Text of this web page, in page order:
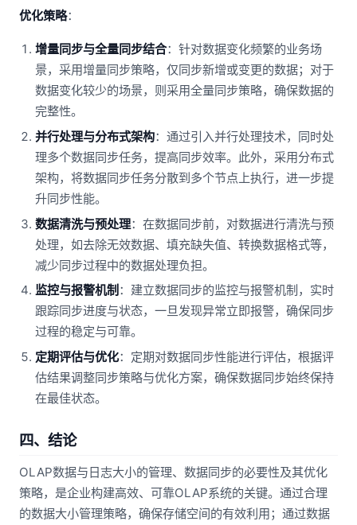
优化策略：
增量同步与全量同步结合：针对数据变化频繁的业务场
景，采用增量同步策略，仅同步新增或变更的数据；对于
数据变化较少的场景，则采用全量同步策略，确保数据的
完整性。
并行处理与分布式架构：通过引入并行处理技术，同时处
理多个数据同步任务，提高同步效率。此外，采用分布式
架构，将数据同步任务分散到多个节点上执行，进一步提
升同步性能。
数据清洗与预处理：在数据同步前，对数据进行清洗与预
处理，如去除无效数据、填充缺失值、转换数据格式等，
减少同步过程中的数据处理负担。
监控与报警机制 ：建立数据同步的监控与报警机制，实时
跟踪同步进度与状态，一旦发现异常立即报警，确保同步
过程的稳定与可靠。
定期评估与优化：定期对数据同步性能进行评估，根据评
估结果调整同步策略与优化方案，确保数据同步始终保持
在最佳状态。
四、结论
OLAP数据与日志大小的管理、数据同步的必要性及其优化
策略，是企业构建高效、可靠OLAP系统的关键。通过合理
的数据大小管理策略，确保存储空间的有效利用；通过数据